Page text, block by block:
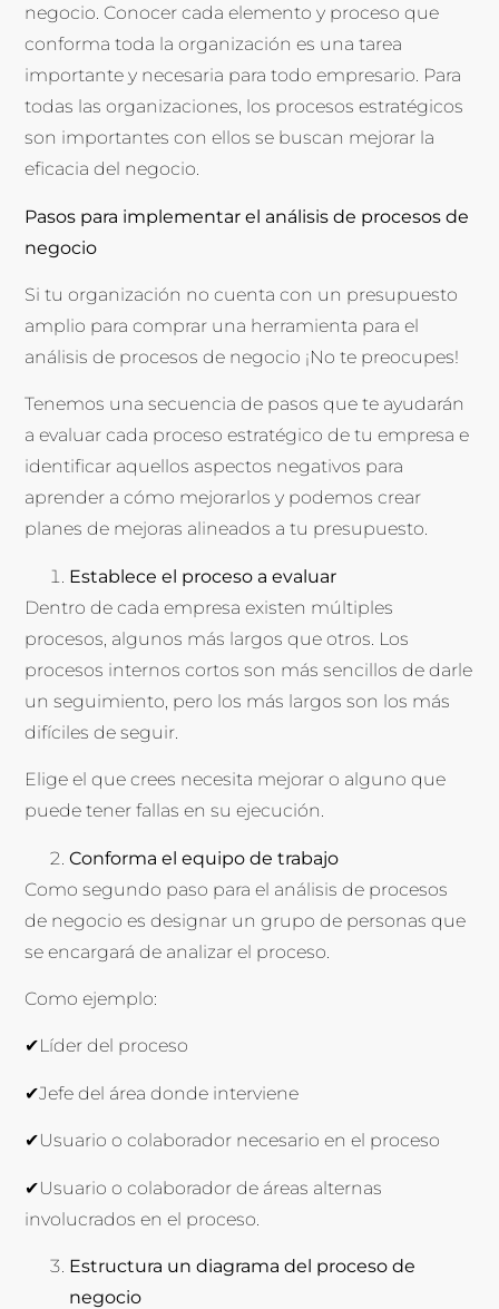
negocio. Conocer cada elemento y proceso que
conforma toda la organización es una tarea
importante y necesaria para todo empresario. Para
todas las organizaciones, los procesos estratégicos
son importantes con ellos se buscan mejorar la
eficacia del negocio.
Pasos para implementar el análisis de procesos de
negocio
Si tu organización no cuenta con un presupuesto
amplio para comprar una herramienta para el
análisis de procesos de negocio ¡No te preocupes!
Tenemos una secuencia de pasos que te ayudarán
a evaluar cada proceso estratégico de tu empresa e
identificar aquellos aspectos negativos para
aprender a cómo mejorarlos y podemos crear
planes de mejoras alineados a tu presupuesto.
Establece el proceso a evaluar
Dentro de cada empresa existen múltiples
procesos, algunos más largos que otros. Los
procesos internos cortos son más sencillos de darle
un seguimiento, pero los más largos son los más
difíciles de seguir.
Elige el que crees necesita mejorar o alguno que
puede tener fallas en su ejecución.
Conforma el equipo de trabajo
Como segundo paso para el análisis de procesos
de negocio es designar un grupo de personas que
se encargará de analizar el proceso.
Como ejemplo:
✔Líder del proceso
✔Jefe del área donde interviene
✔Usuario o colaborador necesario en el proceso
✔Usuario o colaborador de áreas alternas
involucrados en el proceso.
Estructura un diagrama del proceso de
negocio